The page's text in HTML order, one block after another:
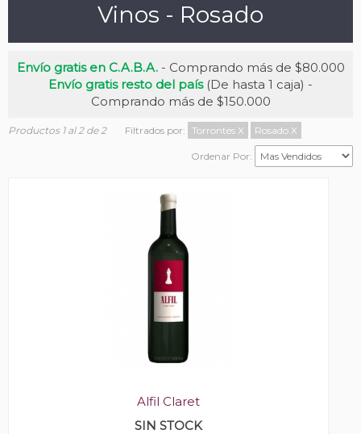
Vinos - Rosado
Envío gratis en C.A.B.A.- Comprando más de $80.000
Envío gratis resto del país(De hasta 1 caja) -
Comprando más de $150.000
Productos 1 al 2 de 2 Filtrados por: Torrontés X Rosado X
Ordenar Por:
Alfil Claret
SIN STOCK